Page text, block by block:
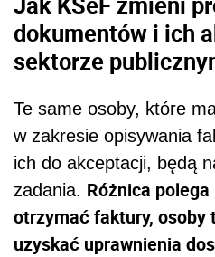
dokumentów i ich
sektorze
Te same osoby, które
w zakresie opisywania
ich do akceptacji, będą
zadania. Różnica
otrzymać faktury, osoby
uzyskać uprawnienia